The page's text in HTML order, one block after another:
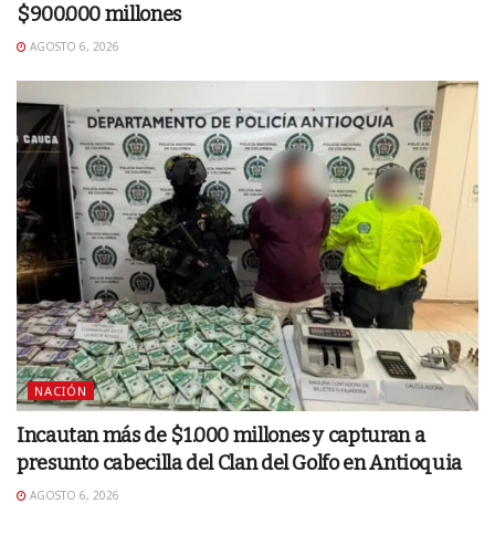
$900.000 millones
AGOSTO 6, 2026
NACIÓN
Incautan más de $1.000 millones y capturan a
presunto cabecilla del Clan del Golfo en Antioquia
AGOSTO 6, 2026